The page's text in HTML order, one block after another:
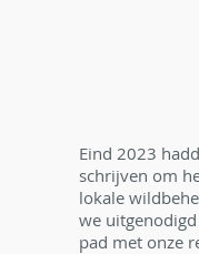
Eind 2023
schrijven om
lokale
we uitgenodigd
pad met onze